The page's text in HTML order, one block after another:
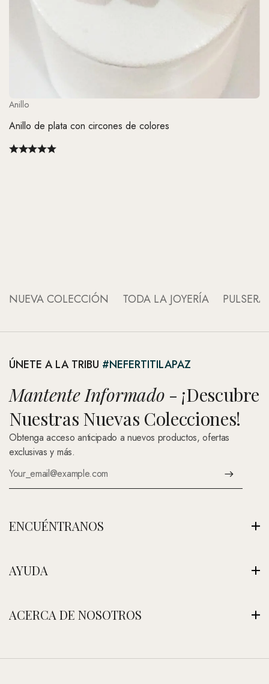
Anillo
Anillo de plata con circones de colores
NUEVA COLECCIÓN TODA LA JOYERÍA
ÚNETE A LA TRIBU #NEFERTITILAPAZ
Mantente Informado - ¡Descubre
Nuestras Nuevas Colecciones!
Obtenga acceso anticipado a nuevos productos, ofertas
exclusivas y más.
ENCUÉNTRANOS
Ver Nuestra Tienda
contacto@nefertitijoyas.com
AYUDA
Política de Privacidad
Preguntas Frecuentes
ACERCA DE NOSOTROS
Visitar Nuestra Tienda